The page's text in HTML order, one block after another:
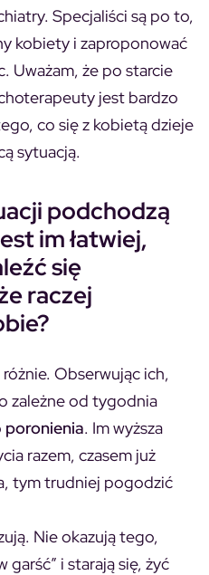
Specjaliści są po to,
kobiety i zaproponować
Uważam, że po starcie
jest bardzo
co się z kobietą dzieje
sytuacją.
podchodzą
im łatwiej,
się
raczej
Obserwując ich,
zależne od tygodnia
poronienia. Im wyższa
razem, czasem już
tym trudniej pogodzić
Nie okazują tego,
garść” i starają się, żyć